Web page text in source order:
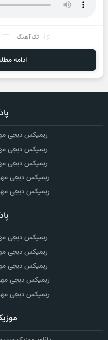
تک آهنگ
ادامه
ریمیکس دیجی
ریمیکس دیجی
ریمیکس دیجی
ریمیکس دیجی
ریمیکس دیجی
ریمیکس دیجی
ریمیکس دیجی
ریمیکس دیجی
ریمیکس دیجی
ریمیکس دیجی